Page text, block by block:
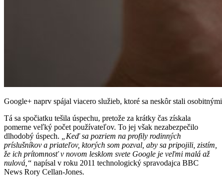
Google+ naprv spájal viacero služieb, ktoré sa neskôr stali
Tá sa spočiatku tešila úspechu, pretože za krátky čas získala
pomerne veľký počet používateľov. To jej však nezabezpečilo
dlhodobý úspech.
„Keď sa pozriem na profily rodinných
príslušníkov a priateľov, ktorých som pozval, aby sa pripojili, zistím,
že ich prítomnosť v novom lesklom svete Google je veľmi malá až
nulová,“ napísal v roku 2011 technologický spravodajca BBC
News Rory Cellan-Jones.